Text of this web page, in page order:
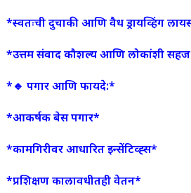
*स्वतःची दुचाकी आणि वैध ड्रायव्हिंग
*उत्तम संवाद कौशल्य आणि लोकांशी सहज
*🔹 पगार आणि फायदे:*
*आकर्षक बेस पगार*
*कामगिरीवर आधारित इन्सेंटिव्ह्स*
*प्रशिक्षण कालावधीतही वेतन*